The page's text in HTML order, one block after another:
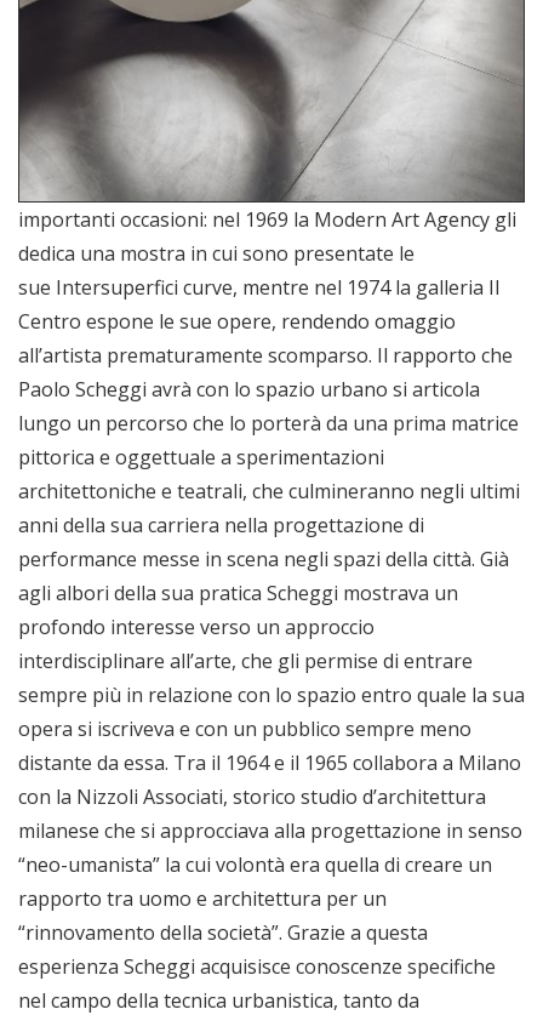
importanti occasioni: nel 1969 la Modern Art Agency gli
dedica una mostra in cui sono presentate le
sue Intersuperfici curve, mentre nel 1974 la galleria Il
Centro espone le sue opere, rendendo omaggio
all’artista prematuramente scomparso. Il rapporto che
Paolo Scheggi avrà con lo spazio urbano si articola
lungo un percorso che lo porterà da una prima matrice
pittorica e oggettuale a sperimentazioni
architettoniche e teatrali, che culmineranno negli ultimi
anni della sua carriera nella progettazione di
performance messe in scena negli spazi della città. Già
agli albori della sua pratica Scheggi mostrava un
profondo interesse verso un approccio
interdisciplinare all’arte, che gli permise di entrare
sempre più in relazione con lo spazio entro quale la sua
opera si iscriveva e con un pubblico sempre meno
distante da essa. Tra il 1964 e il 1965 collabora a Milano
con la Nizzoli Associati, storico studio d’architettura
milanese che si approcciava alla progettazione in senso
“neo-umanista” la cui volontà era quella di creare un
rapporto tra uomo e architettura per un
“rinnovamento della società”. Grazie a questa
esperienza Scheggi acquisisce conoscenze specifiche
nel campo della tecnica urbanistica, tanto da